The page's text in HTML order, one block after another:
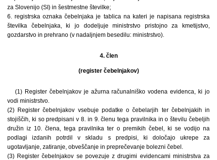
za Slovenijo (SI) in šestmestne številke;
6. registrska oznaka čebelnjaka je tablica na kateri je napisana registrska
številka čebelnjaka, ki jo dodeljuje ministrstvo pristojno za kmetijstvo,
gozdarstvo in prehrano (v nadaljnjem besedilu: ministrstvo).
4. člen
(register čebelnjakov)
(1) Register čebelnjakov je ažurna računalniško vodena evidenca, ki jo
vodi ministrstvo.
(2) Register čebelnjakov vsebuje podatke o čebelarjih ter čebelnjakih in
stojiščih, ki so predpisani v 8. in 9. členu tega pravilnika in o številu čebeljih
družin iz 10. člena, tega pravilnika ter o premikih čebel, ki se vodijo na
podlagi izdanih potrdil v skladu s predpisi, ki določajo ukrepe za
ugotavljanje, zatiranje, obveščanje in preprečevanje bolezni čebel.
(3) Register čebelnjakov se povezuje z drugimi evidencami ministrstva za